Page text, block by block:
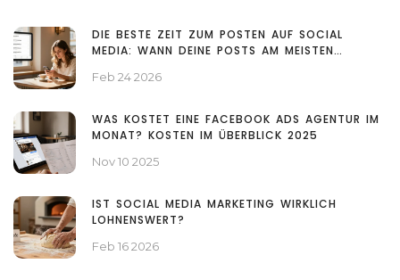
DIE BESTE ZEIT ZUM POSTEN AUF SOCIAL
MEDIA: WANN DEINE POSTS AM MEISTEN
Feb 24 2026
WAS KOSTET EINE FACEBOOK ADS AGENTUR IM
MONAT? KOSTEN IM ÜBERBLICK 2025
Nov 10 2025
IST SOCIAL MEDIA MARKETING WIRKLICH
LOHNENSWERT?
Feb 16 2026